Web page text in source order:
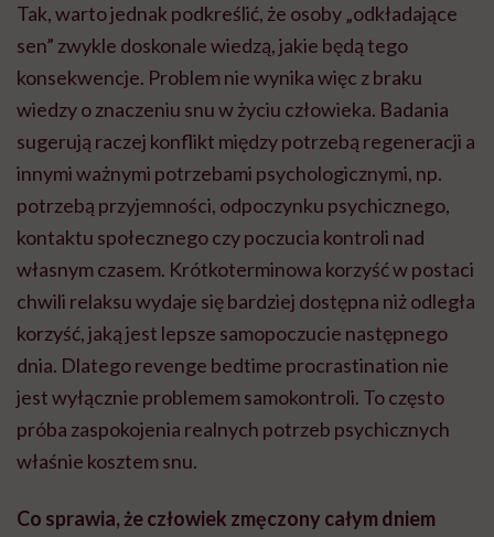
Tak, warto jednak podkreślić, że osoby „odkładające
sen” zwykle doskonale wiedzą, jakie będą tego
konsekwencje. Problem nie wynika więc z braku
wiedzy o znaczeniu snu w życiu człowieka. Badania
sugerują raczej konflikt między potrzebą regeneracji a
innymi ważnymi potrzebami psychologicznymi, np.
potrzebą przyjemności, odpoczynku psychicznego,
kontaktu społecznego czy poczucia kontroli nad
własnym czasem. Krótkoterminowa korzyść w postaci
chwili relaksu wydaje się bardziej dostępna niż odległa
korzyść, jaką jest lepsze samopoczucie następnego
dnia. Dlatego revenge bedtime procrastination nie
jest wyłącznie problemem samokontroli. To często
próba zaspokojenia realnych potrzeb psychicznych
właśnie kosztem snu.
Co sprawia, że człowiek zmęczony całym dniem